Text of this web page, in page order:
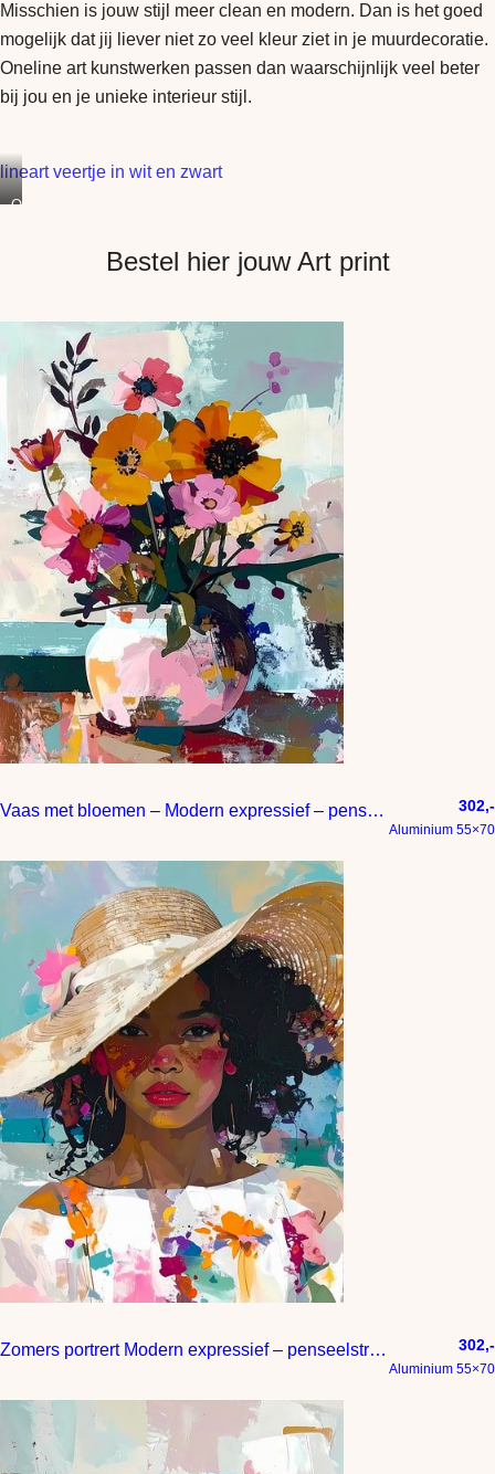
Misschien is jouw stijl meer clean en modern. Dan is het goed
mogelijk dat jij liever niet zo veel kleur ziet in je muurdecoratie.
Oneline art kunstwerken passen dan waarschijnlijk veel beter
bij jou en je unieke interieur stijl.
lineart veertje in wit en zwart
O
o
r
k
e
r
j
e
Bestel hier jouw Art print
Vaas met bloemen – Modern expressief – penseelstreken en abstracte kleurige vlakken 302,-
Aluminium 55×70
Zomers portrert Modern expressief – penseelstreken en abstracte kleurige vlakken 302,-
Aluminium 55×70